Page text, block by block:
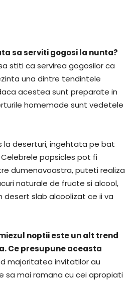
sa serviti gogosi la nunta?
stiti ca servirea gogosilor ca
una dintre tendintele
acestea sunt preparate in
homemade sunt vedetele
la deserturi, ingehtata pe bat
popsicles pot fi
dumenavoastra, puteti realiza
naturale de fructe si alcool,
desert slab alcoolizat ce ii va
noptii este un alt trend
Ce presupune aceasta
majoritatea invitatilor au
sa mai ramana cu cei apropiati